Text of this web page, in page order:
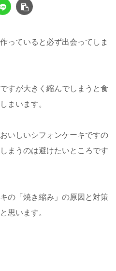
っていると必ず出会ってしま
すが大きく縮んでしまうと食
まいます。
いしいシフォンケーキですの
まうのは避けたいところです
の「焼き縮み」の原因と対策
思います。